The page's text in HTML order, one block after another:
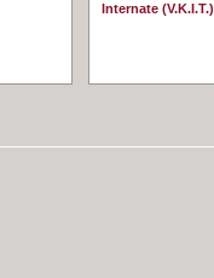
Internate (V.K.I.T.)